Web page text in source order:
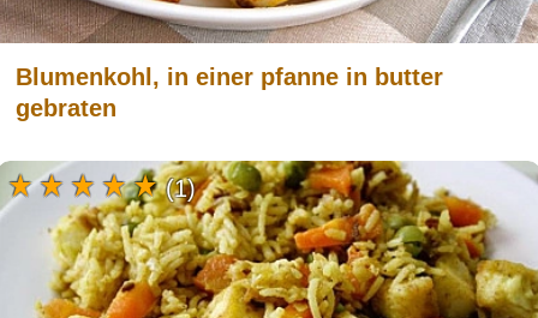
Blumenkohl, in einer pfanne in butter
gebraten
(1)